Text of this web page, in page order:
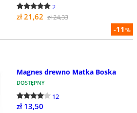
-11%
2
zł 21,62 zł 24,33
Magnes drewno Matka Boska
DOSTĘPNY
12
zł 13,50